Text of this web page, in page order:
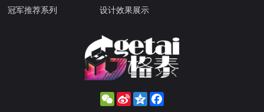
冠军推荐系列
设计效果展示
WeChat
Sina
Weibo
Qzone